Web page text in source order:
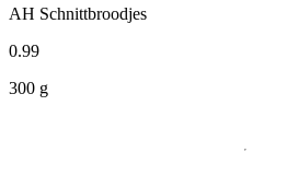
AH Schnittbroodjes
0.99
300 g